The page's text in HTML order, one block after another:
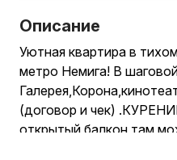
Описание
Уютная квартира в
метро Немига! В
(договор и чек)
открытый балкон,там